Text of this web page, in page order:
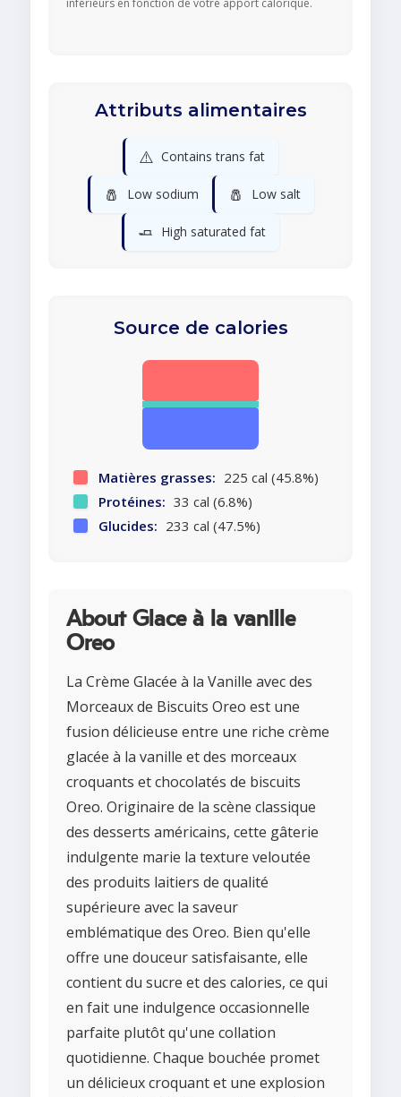
inférieurs en fonction de votre apport calorique.
Attributs alimentaires
⚠️ Contains trans fat
🧂 Low sodium 🧂 Low salt
🧈 High saturated fat
Source de calories
Matières grasses: 225 cal (45.8%)
Protéines: 33 cal (6.8%)
Glucides: 233 cal (47.5%)
About Glace à la vanille
Oreo
La Crème Glacée à la Vanille avec des
Morceaux de Biscuits Oreo est une
fusion délicieuse entre une riche crème
glacée à la vanille et des morceaux
croquants et chocolatés de biscuits
Oreo. Originaire de la scène classique
des desserts américains, cette gâterie
indulgente marie la texture veloutée
des produits laitiers de qualité
supérieure avec la saveur
emblématique des Oreo. Bien qu'elle
offre une douceur satisfaisante, elle
contient du sucre et des calories, ce qui
en fait une indulgence occasionnelle
parfaite plutôt qu'une collation
quotidienne. Chaque bouchée promet
un délicieux croquant et une explosion